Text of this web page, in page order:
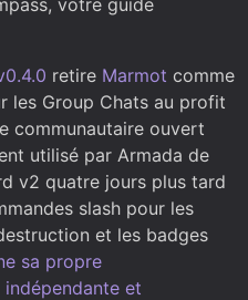
retire Marmot comme
les Group Chats au profit
communautaire ouvert
utilisé par Armada de
v2 quatre jours plus tard
slash pour les
et les badges
sa propre
et